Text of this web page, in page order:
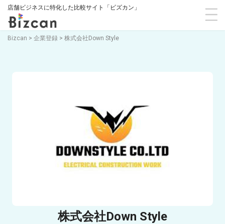
店舗ビジネスに特化した比較サイト「ビズカン」
Bizcan > 企業登録 > 株式会社Down Style
株式会社Down Style